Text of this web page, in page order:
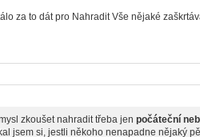
za to dát pro Nahradit Vše nějaké
zkoušet nahradit třeba jen počáteční
jsem si, jestli někoho nenapadne nějaký